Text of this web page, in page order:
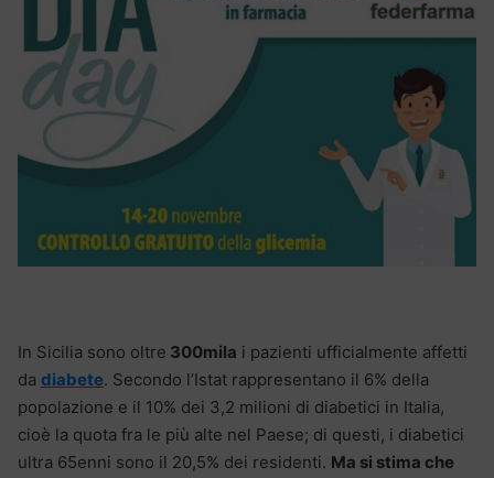
In Sicilia sono oltre 300mila i pazienti ufficialmente affetti
da diabete. Secondo l’Istat rappresentano il 6% della
popolazione e il 10% dei 3,2 milioni di diabetici in Italia,
cioè la quota fra le più alte nel Paese; di questi, i diabetici
ultra 65enni sono il 20,5% dei residenti. Ma si stima che